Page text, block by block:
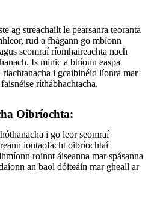
ag streachailt le pearsanra teoranta
rud a fhágann go mbíonn
seomraí ríomhaireachta nach
Is minic a bhíonn easpa
riachtanacha i gcaibinéid líonra mar
ríthábhachtacha.
Oibríochta:
i go leor seomraí
iontaofacht oibríochtaí
roinnt áiseanna mar spásanna
an baol dóiteáin mar gheall ar